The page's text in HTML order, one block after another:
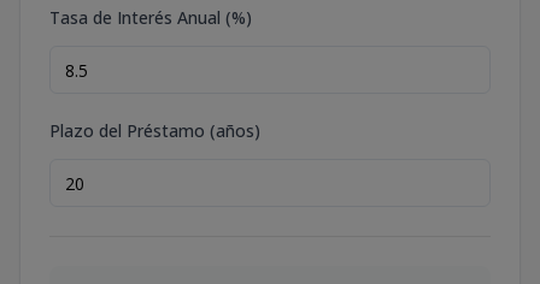
Tasa de Interés Anual (%)
Plazo del Préstamo (años)